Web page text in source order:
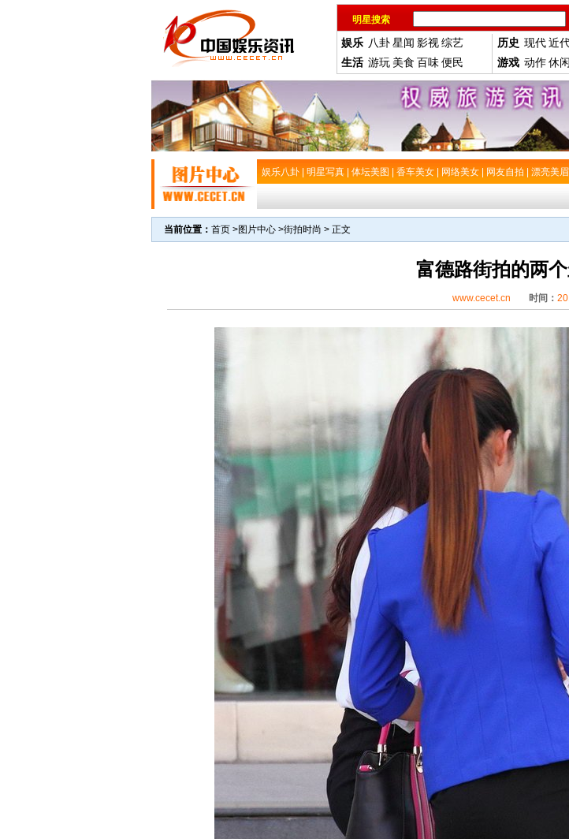
明星搜索
娱乐 八卦星闻 影视综艺
生活 游玩 美食 百味便民
历史 现代近
游戏 动作休闲
娱乐八卦 明星写真 体坛美图 香车美女 网络美女 网友自拍 漂亮美眉
当前位置： 首页 >图片中心 >街拍时尚 > 正文
富德路街拍的两
www.cecet.cn 时间：